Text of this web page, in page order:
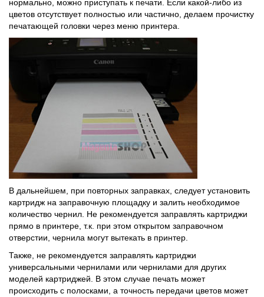
нормально, можно приступать к печати. Если какой-либо из
цветов отсутствует полностью или частично, делаем прочистку
печатающей головки через меню принтера.
В дальнейшем, при повторных заправках, следует установить
картридж на заправочную площадку и залить необходимое
количество чернил. Не рекомендуется заправлять картриджи
прямо в принтере, т.к. при этом открытом заправочном
отверстии, чернила могут вытекать в принтер.
Также, не рекомендуется заправлять картриджи
универсальными чернилами или чернилами для других
моделей картриджей. В этом случае печать может
происходить с полосками, а точность передачи цветов может